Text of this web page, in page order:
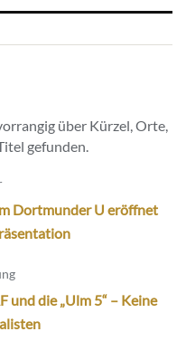
über Kürzel, Orte,
gefunden.
Dortmunder U eröffnet
und die „Ulm 5“ – Keine